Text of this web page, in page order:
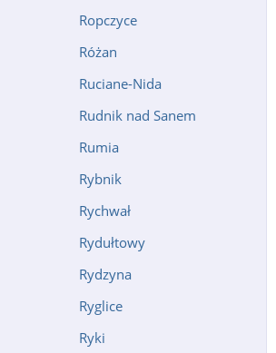
Ropczyce
Różan
Ruciane-Nida
Rudnik nad Sanem
Rumia
Rybnik
Rychwał
Rydułtowy
Rydzyna
Ryglice
Ryki